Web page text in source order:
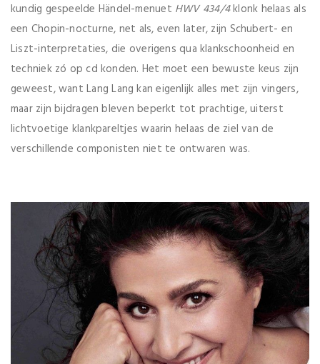
kundig gespeelde Händel-menuet HWV 434/4klonk helaas als
een Chopin-nocturne, net als, even later, zijn Schubert- en
Liszt-interpretaties, die overigens qua klankschoonheid en
techniek zó op cd konden. Het moet een bewuste keus zijn
geweest, want Lang Lang kan eigenlijk alles met zijn vingers,
maar zijn bijdragen bleven beperkt tot prachtige, uiterst
lichtvoetige klankpareltjes waarin helaas de ziel van de
verschillende componisten niet te ontwaren was.